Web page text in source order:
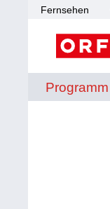
Fernsehen
Programm